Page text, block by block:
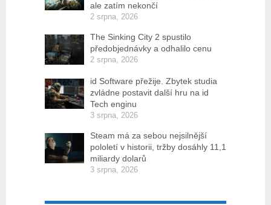
ale zatím nekončí
2 srpna, 2026
The Sinking City 2 spustilo
předobjednávky a odhalilo cenu
2 srpna, 2026
id Software přežije. Zbytek studia
zvládne postavit další hru na id
Tech enginu
3 srpna, 2026
Steam má za sebou nejsilnější
pololetí v historii, tržby dosáhly 11,1
miliardy dolarů
3 srpna, 2026